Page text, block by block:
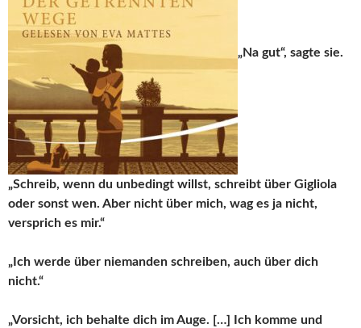
„Na gut“, sagte sie.
„Schreib, wenn du unbedingt willst, schreibt über Gigliola
oder sonst wen. Aber nicht über mich, wag es ja nicht,
versprich es mir.“
„Ich werde über niemanden schreiben, auch über dich
nicht.“
„Vorsicht, ich behalte dich im Auge. […] Ich komme und